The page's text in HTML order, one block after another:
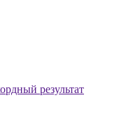
результат